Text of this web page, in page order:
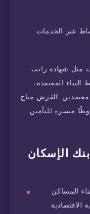
عبر الخدمات
مثل شهادة راتب
البناء المعتمدة،
معتمدين. القرض متاح
ميسرة للتأمين
الإسكان
المساكن
الاقتصادية